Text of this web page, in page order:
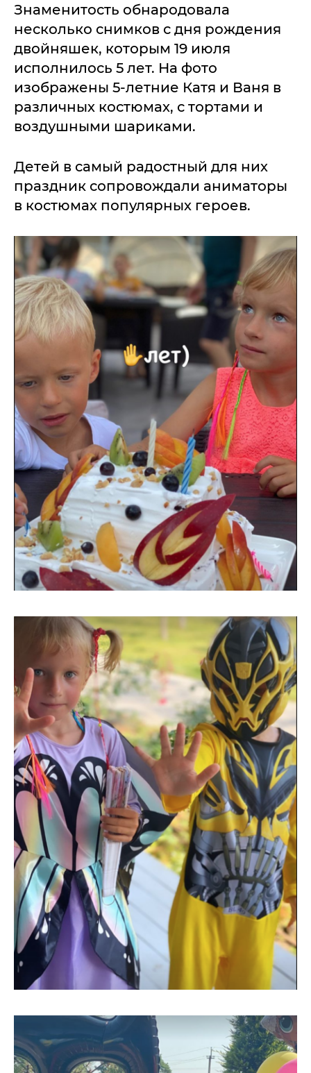
Знаменитость обнародовала
несколько снимков с дня рождения
двойняшек, которым 19 июля
исполнилось 5 лет. На фото
изображены 5-летние Катя и Ваня в
различных костюмах, с тортами и
воздушными шариками.
Детей в самый радостный для них
праздник сопровождали аниматоры
в костюмах популярных героев.